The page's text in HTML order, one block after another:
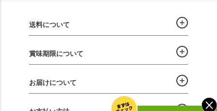
送料について
賞味期限について
お届けについて